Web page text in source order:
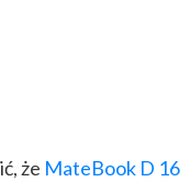
że MateBook D 16